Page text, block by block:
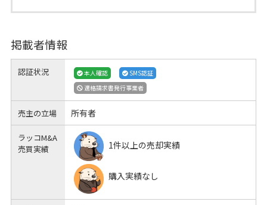
掲載者情報
認証状況 本人確認
SMS認証
適格請求書発行事業者
売主の立場 所有者
ラッコM&A
売買実績
1件以上の売却実績
購入実績なし